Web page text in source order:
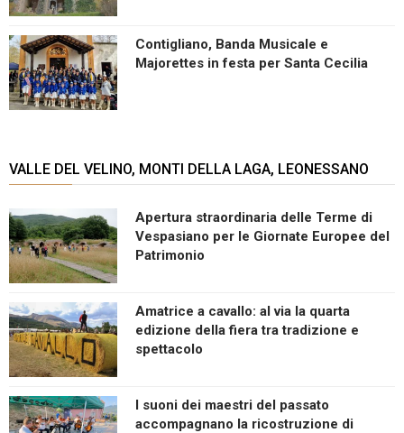
Contigliano, Banda Musicale e
Majorettes in festa per Santa Cecilia
VALLE DEL VELINO, MONTI DELLA LAGA, LEONESSANO
Apertura straordinaria delle Terme di
Vespasiano per le Giornate Europee del
Patrimonio
Amatrice a cavallo: al via la quarta
edizione della fiera tra tradizione e
spettacolo
I suoni dei maestri del passato
accompagnano la ricostruzione di